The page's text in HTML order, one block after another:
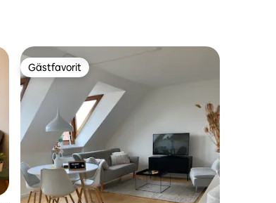
Gästfavorit
Gästfavorit